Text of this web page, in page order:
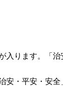
入ります。「
安・平安・安全